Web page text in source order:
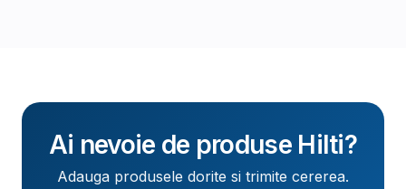
Ai nevoie de produse Hilti?
Adauga produsele dorite si trimite cererea.